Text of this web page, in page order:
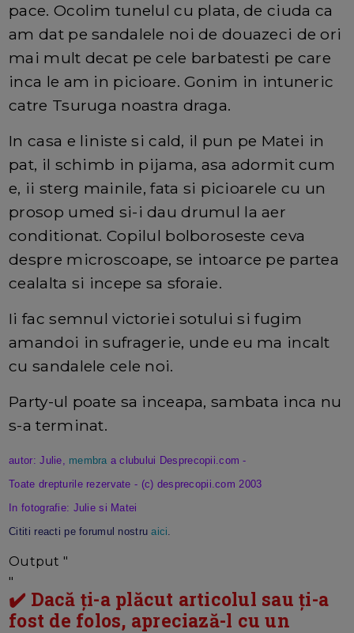
pace. Ocolim tunelul cu plata, de ciuda ca
am dat pe sandalele noi de douazeci de ori
mai mult decat pe cele barbatesti pe care
inca le am in picioare. Gonim in intuneric
catre Tsuruga noastra draga.
In casa e liniste si cald, il pun pe Matei in
pat, il schimb in pijama, asa adormit cum
e, ii sterg mainile, fata si picioarele cu un
prosop umed si-i dau drumul la aer
conditionat. Copilul bolboroseste ceva
despre microscoape, se intoarce pe partea
cealalta si incepe sa sforaie.
Ii fac semnul victoriei sotului si fugim
amandoi in sufragerie, unde eu ma incalt
cu sandalele cele noi.
Party-ul poate sa inceapa, sambata inca nu
s-a terminat.
autor: Julie, membra a clubului Desprecopii.com -
Toate drepturile rezervate - (c) desprecopii.com 2003
In fotografie: Julie si Matei
Cititi reacti pe forumul nostruaici
Output "
"
✔️ Dacă ți-a plăcut articolul sau ți-a
fost de folos, apreciază-l cu un